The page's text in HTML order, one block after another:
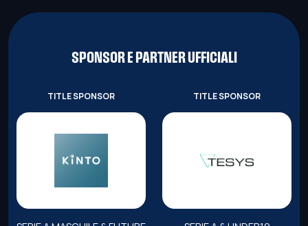
SPONSOR E PARTNER UFFICIALI
TITLE SPONSOR TITLE SPONSOR